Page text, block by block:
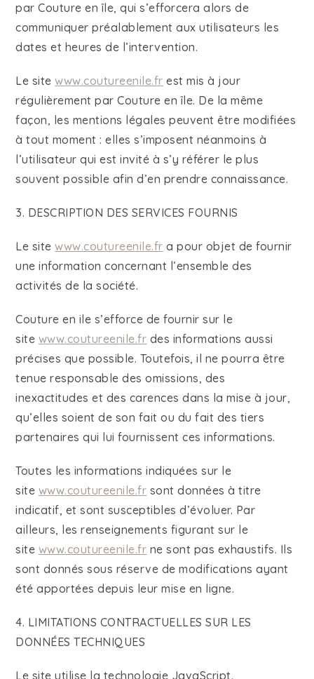
par Couture en île, qui s’efforcera alors de
communiquer préalablement aux utilisateurs les
dates et heures de l’intervention.
Le sitewww.coutureenile.fr est mis à jour
régulièrement par Couture en île. De la même
façon, les mentions légales peuvent être modifiées
à tout moment : elles s’imposent néanmoins à
l’utilisateur qui est invité à s’y référer le plus
souvent possible afin d’en prendre connaissance.
3. DESCRIPTION DES SERVICES FOURNIS
Le sitewww.coutureenile.fr a pour objet de fournir
une information concernant l’ensemble des
activités de la société.
Couture en ile s’efforce de fournir sur le
site www.coutureenile.fr des informations aussi
précises que possible. Toutefois, il ne pourra être
tenue responsable des omissions, des
inexactitudes et des carences dans la mise à jour,
qu’elles soient de son fait ou du fait des tiers
partenaires qui lui fournissent ces informations.
Toutes les informations indiquées sur le
site www.coutureenile.fr sont données à titre
indicatif, et sont susceptibles d’évoluer. Par
ailleurs, les renseignements figurant sur le
site www.coutureenile.fr ne sont pas exhaustifs. Ils
sont donnés sous réserve de modifications ayant
été apportées depuis leur mise en ligne.
4. LIMITATIONS CONTRACTUELLES SUR LES
DONNÉES TECHNIQUES
Le site utilise la technologie JavaScript.